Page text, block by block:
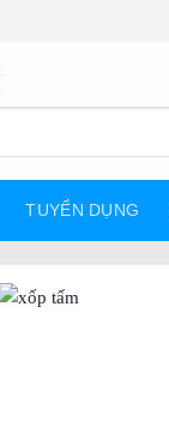
TUYỂN DỤNG